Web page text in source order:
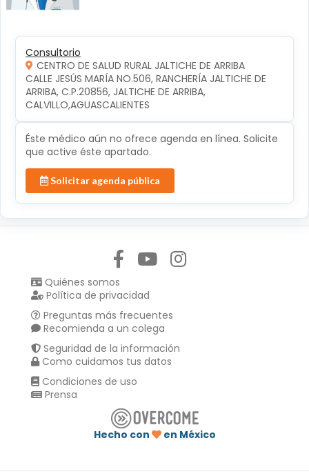
Consultorio
CENTRO DE SALUD RURAL JALTICHE DE ARRIBA
CALLE JESÚS MARÍA NO.506, RANCHERÍA JALTICHE DE
ARRIBA, C.P.20856, JALTICHE DE ARRIBA,
CALVILLO,AGUASCALIENTES
Éste médico aún no ofrece agenda en línea. Solicite
que active éste apartado.
Solicitar agenda pública
Quiénes somos
Política de privacidad
Preguntas más frecuentes
Recomienda a un colega
Seguridad de la información
Como cuidamos tus datos
Condiciones de uso
Prensa
Hecho con
en México